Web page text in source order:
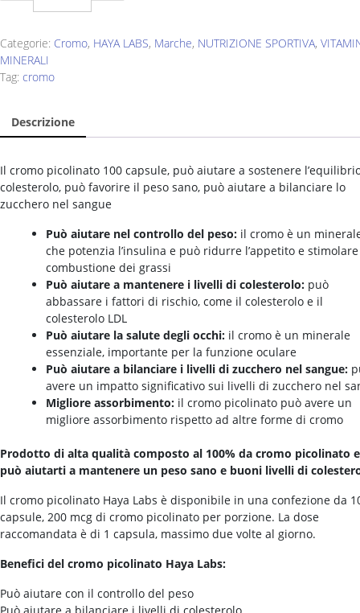
Chromium
200
mcg
100
Categorie: Cromo, HAYA LABS, Marche, NUTRIZIONE SPORTIVA,
MINERALI
Tag: cromo
Descrizione
Il cromo picolinato 100 capsule, può aiutare a sostenere
colesterolo, può favorire il peso sano, può aiutare a bilanciare lo
zucchero nel sangue
Può aiutare nel controllo del peso: il cromo è un
che potenzia l’insulina e può ridurre l’appetito e
combustione dei grassi
Può aiutare a mantenere i livelli di colesterolo: può
abbassare i fattori di rischio, come il colesterolo e il
colesterolo LDL
Può aiutare la salute degli occhi: il cromo è un minerale
essenziale, importante per la funzione oculare
Può aiutare a bilanciare i livelli di zucchero nel sangue:
avere un impatto significativo sui livelli di zucchero nel
Migliore assorbimento: il cromo picolinato può avere un
migliore assorbimento rispetto ad altre forme di cromo
Prodotto di alta qualità composto al 100% da cromo picolinato
può aiutarti a mantenere un peso sano e buoni livelli di
Il cromo picolinato Haya Labs è disponibile in una confezione da
capsule, 200 mcg di cromo picolinato per porzione. La dose
raccomandata è di 1 capsula, massimo due volte al giorno.
Benefici del cromo picolinato Haya Labs:
Può aiutare con il controllo del peso